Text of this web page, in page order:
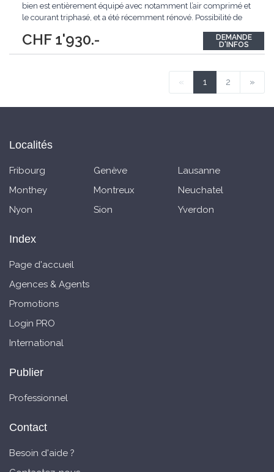
CHF 1'930.-
bien est entièrement équipé avec notamment l’air comprimé et
le courant triphasé, et a été récemment rénové. Possibilité de
conditions. Une opportunité intéressante avec un mois de loyer
offert...
DEMANDE
D'INFOS
« 1 2 »
Localités
Fribourg Genève
Lausanne
Monthey
Montreux
Neuchatel
Nyon
Sion Yverdon
Index
Page d'accueil
Agences & Agents
Promotions
Login PRO
International
Publier
Professionnel
Contact
Besoin d'aide ?